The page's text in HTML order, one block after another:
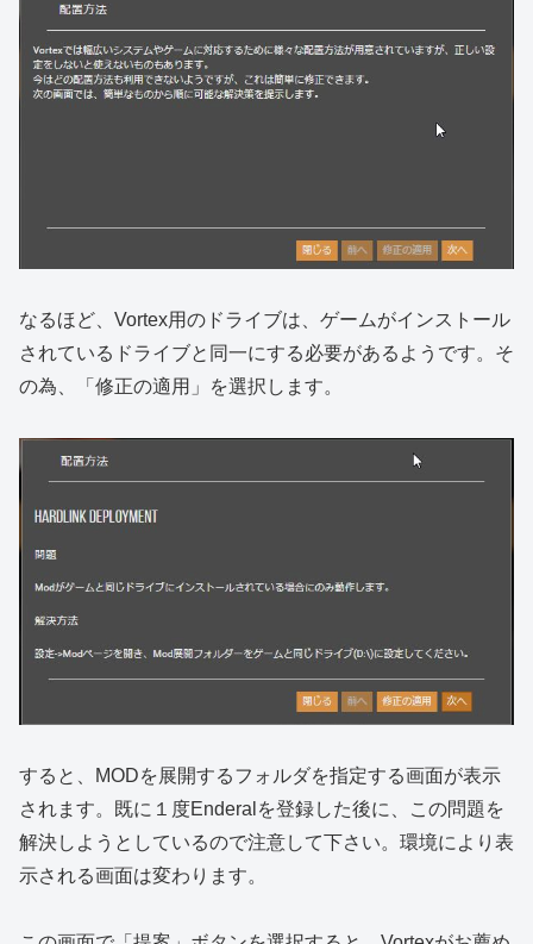
なるほど、Vortex用のドライブは、ゲームがインストール
されているドライブと同一にする必要があるようです。そ
の為、「修正の適用」を選択します。
すると、MODを展開するフォルダを指定する画面が表示
されます。既に１度Enderalを登録した後に、この問題を
解決しようとしているので注意して下さい。環境により表
示される画面は変わります。